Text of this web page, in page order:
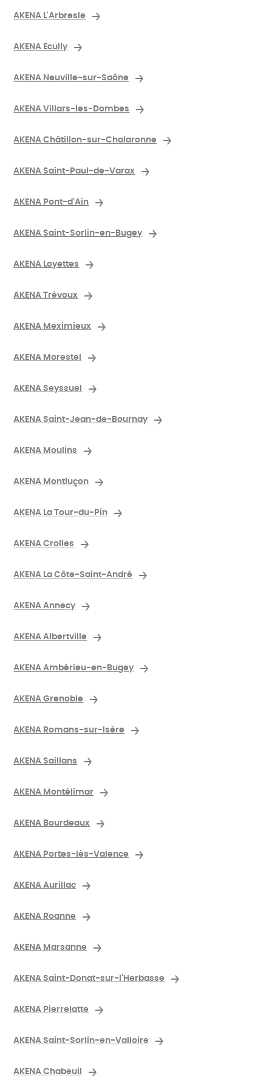
AKENA L'Arbresle
AKENA Ecully
AKENA Neuville-sur-Saône
AKENA Villars-les-Dombes
AKENA Châtillon-sur-Chalaronne
AKENA Saint-Paul-de-Varax
AKENA Pont-d'Ain
AKENA Saint-Sorlin-en-Bugey
AKENA Loyettes
AKENA Trévoux
AKENA Meximieux
AKENA Morestel
AKENA Seyssuel
AKENA Saint-Jean-de-Bournay
AKENA Moulins
AKENA Montluçon
AKENA La Tour-du-Pin
AKENA Crolles
AKENA La Côte-Saint-André
AKENA Annecy
AKENA Albertville
AKENA Ambérieu-en-Bugey
AKENA Grenoble
AKENA Romans-sur-Isère
AKENA Saillans
AKENA Montélimar
AKENA Bourdeaux
AKENA Portes-lès-Valence
AKENA Aurillac
AKENA Roanne
AKENA Marsanne
AKENA Saint-Donat-sur-l'Herbasse
AKENA Pierrelatte
AKENA Saint-Sorlin-en-Valloire
AKENA Chabeuil